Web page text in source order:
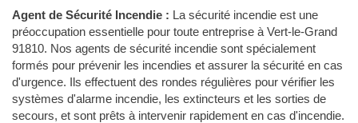
Agent de Sécurité Incendie : La sécurité incendie est une
préoccupation essentielle pour toute entreprise à Vert-le-Grand
91810. Nos agents de sécurité incendie sont spécialement
formés pour prévenir les incendies et assurer la sécurité en cas
d'urgence. Ils effectuent des rondes régulières pour vérifier les
systèmes d'alarme incendie, les extincteurs et les sorties de
secours, et sont prêts à intervenir rapidement en cas d'incendie.